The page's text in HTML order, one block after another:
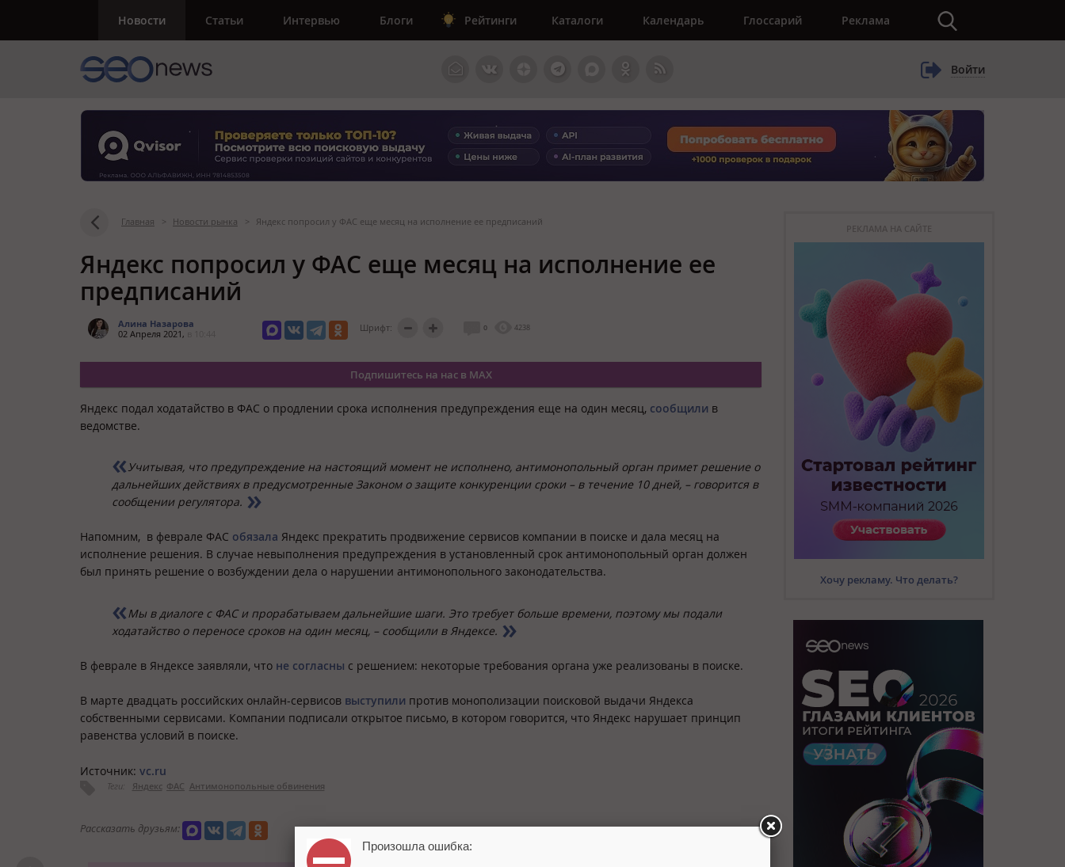
Новости Статьи Интервью Блоги Рейтинги Каталоги Календарь Глоссарий Реклама
Войти
Главная > Новости рынка > Яндекс попросил у ФАС еще месяц на исполнение ее предписаний
Яндекс попросил у ФАС еще месяц на исполнение ее
предписаний
Алина Назарова
02 Апреля 2021,
Шрифт: 0 4238
Подпишитесь на нас в MAX
Яндекс подал ходатайство в ФАС о продлении срока исполнения предупреждения еще на один месяц, сообщили в
ведомстве.
Учитывая, что предупреждение на настоящий момент не исполнено, антимонопольный орган примет решение о
дальнейших действиях в предусмотренные Законом о защите конкуренции сроки – в течение 10 дней, – говорится в
сообщении регулятора.
Напомним, в феврале ФАС обязала Яндекс прекратить продвижение сервисов компании в поиске и дала месяц на
исполнение решения. В случае невыполнения предупреждения в установленный срок антимонопольный орган должен
был принять решение о возбуждении дела о нарушении антимонопольного законодательства.
Мы в диалоге с ФАС и прорабатываем дальнейшие шаги. Это требует больше времени, поэтому мы подали
ходатайство о переносе сроков на один месяц, – сообщили в Яндексе.
В феврале в Яндексе заявляли, что не согласны с решением: некоторые требования органа уже реализованы в поиске.
В марте двадцать российских онлайн-сервисов выступили против монополизации поисковой выдачи Яндекса
собственными сервисами. Компании подписали открытое письмо, в котором говорится, что Яндекс нарушает принцип
равенства условий в поиске.
Источник: vc.ru
Теги: Яндекс ФАС Антимонопольные обвинения
Рассказать друзьям:
РЕКЛАМА НА САЙТЕ
Хочу рекламу. Что делать?
Произошла ошибка: